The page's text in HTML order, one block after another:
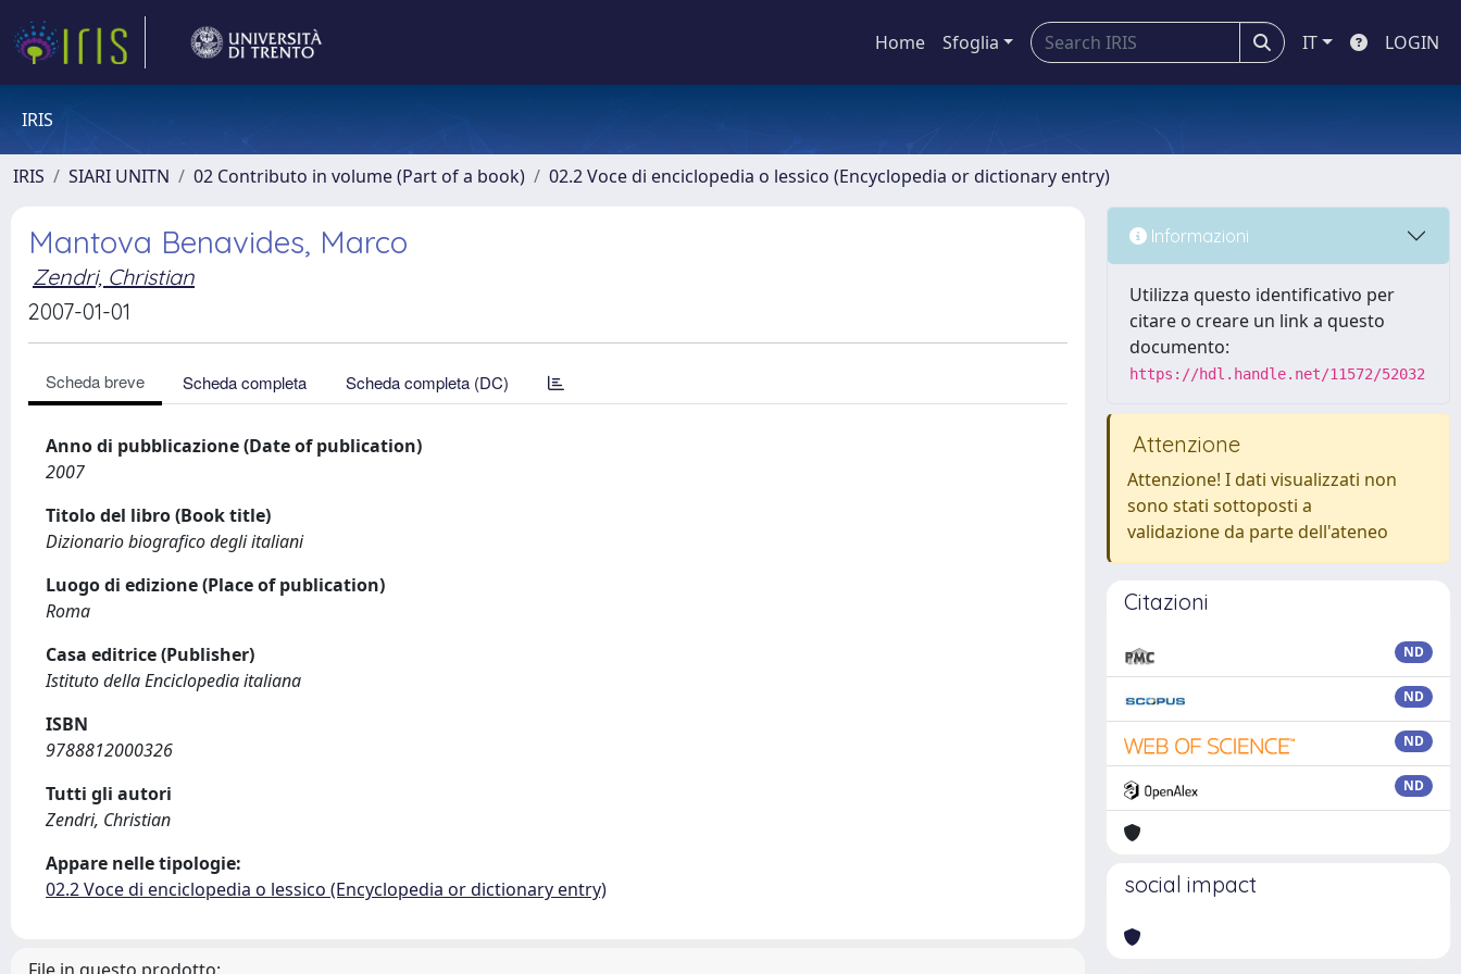
Home Sfoglia IT LOGIN
IRIS
IRIS SIARI UNITN 02 Contributo in volume (Part of a book) 02.2 Voce di enciclopedia o lessico (Encyclopedia or dictionary entry)
Mantova Benavides, Marco
Zendri, Christian
2007-01-01
Scheda breve Scheda completa Scheda completa (DC)
Anno di pubblicazione (Date of publication)
2007
Titolo del libro (Book title)
Dizionario biografico degli italiani
Luogo di edizione (Place of publication)
Roma
Casa editrice (Publisher)
Istituto della Enciclopedia italiana
ISBN
9788812000326
Tutti gli autori
Zendri, Christian
Appare nelle tipologie:
02.2 Voce di enciclopedia o lessico (Encyclopedia or dictionary entry)
Informazioni
Utilizza questo identificativo per
citare o creare un link a questo
documento:
https://hdl.handle.net/11572/52032
Attenzione
Attenzione! I dati visualizzati non
sono stati sottoposti a
validazione da parte dell'ateneo
Citazioni
ND
ND
ND
ND
social impact